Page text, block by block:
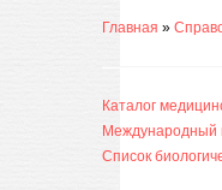
Главная »
Каталог
Международный
Список